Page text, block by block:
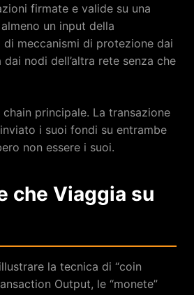
firmate e valide su una
un input della
di meccanismi di protezione dai
nodi dell’altra rete senza che
principale. La transazione
i suoi fondi su entrambe
non essere i suoi.
che Viaggia su
la tecnica di “coin
Output, le “monete”